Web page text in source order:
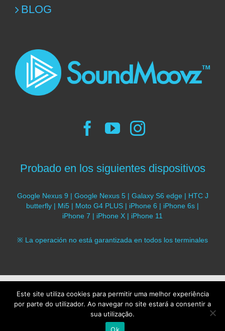
BLOG
Probado en los siguientes dispositivos
Google Nexus 9 | Google Nexus 5 | Galaxy S6 edge | HTC J
butterfly | Mi5 | Moto G4 PLUS | iPhone 6 | iPhone 6s |
iPhone 7 | iPhone X | iPhone 11
※ La operación no está garantizada en todos los terminales
reservados | Política de privacidad| Política de cookies
Redes Sociales
Português
Este site utiliza cookies para permitir uma melhor experiência
por parte do utilizador. Ao navegar no site estará a consentir a
sua utilização.
Ok